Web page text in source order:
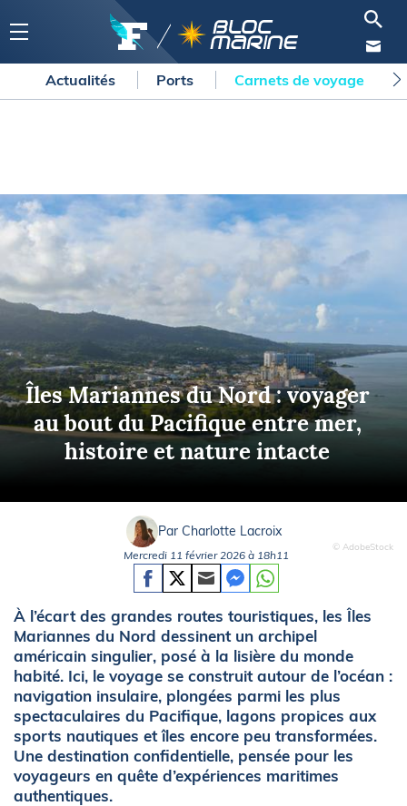
Actualités Ports Carnets de voyage
Îles Mariannes du Nord : voyager
au bout du Pacifique entre mer,
histoire et nature intacte
© AdobeStock
Par Charlotte Lacroix
Mercredi 11 février 2026 à 18h11
À l’écart des grandes routes touristiques, les Îles
Mariannes du Nord dessinent un archipel
américain singulier, posé à la lisière du monde
habité. Ici, le voyage se construit autour de l’océan :
navigation insulaire, plongées parmi les plus
spectaculaires du Pacifique, lagons propices aux
sports nautiques et îles encore peu transformées.
Une destination confidentielle, pensée pour les
voyageurs en quête d’expériences maritimes
authentiques.